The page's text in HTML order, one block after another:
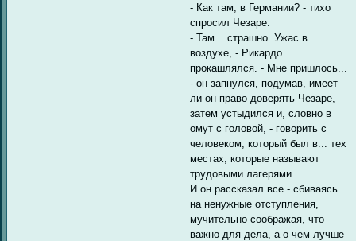
- Как там, в Германии? - тихо
спросил Чезаре.
- Там... страшно. Ужас в
воздухе, - Рикардо
прокашлялся. - Мне пришлось...
- он запнулся, подумав, имеет
ли он право доверять Чезаре,
затем устыдился и, словно в
омут с головой, - говорить с
человеком, который был в... тех
местах, которые называют
трудовыми лагерями.
И он рассказал все - сбиваясь
на ненужные отступления,
мучительно соображая, что
важно для дела, а о чем лучше